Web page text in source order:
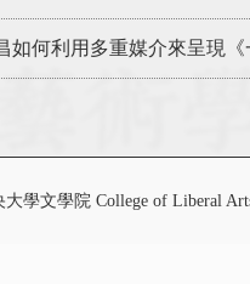
如何利用多重媒介來呈現
大學文學院 College of Liberal